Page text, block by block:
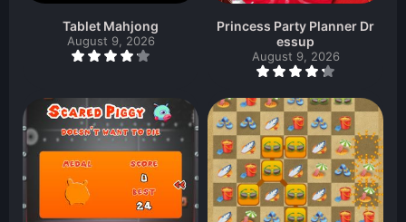
Tablet Mahjong
August 9, 2026
Princess Party Planner Dr
essup
August 9, 2026